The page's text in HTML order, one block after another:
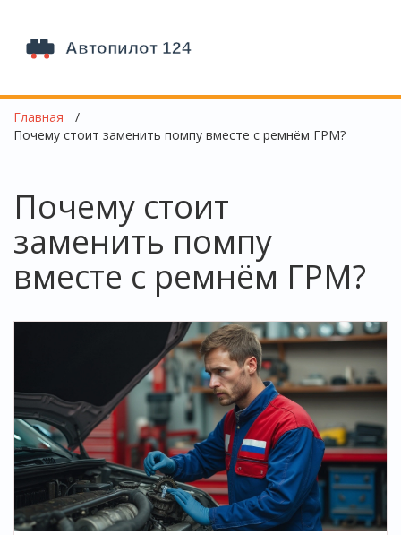
Главная
Почему стоит заменить помпу вместе с ремнём ГРМ?
Почему стоит
заменить помпу
вместе с ремнём ГРМ?